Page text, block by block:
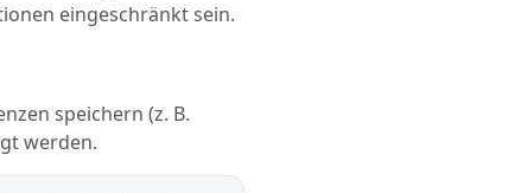
eingeschränkt sein.
speichern (z. B.
werden.